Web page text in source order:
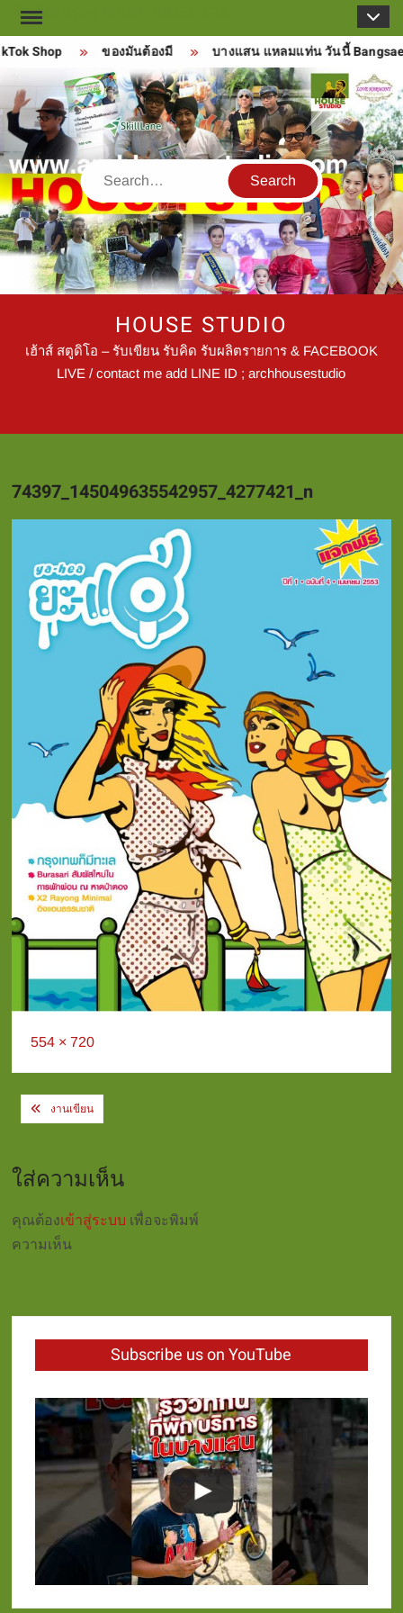
Skip
to
content
Shop ของมันต้องมี บางแสน แหลมแท่น วันนี้
Search
HOUSE STUDIO
เฮ้าส์ สตูดิโอ – รับเขียน รับคิด รับผลิตรายการ & FACEBOOK
LIVE / contact me add LINE ID ; archhousestudio
74397_145049635542957_4277421_n
Full
554 × 720
Postงานเขียน
ใส่ความเห็น
คุณต้องเข้าสู่ระบบ เพื่อจะพิมพ์
ความเห็น
Subscribe us on YouTube